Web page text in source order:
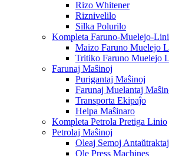
Rizo Whitener
Riznivelilo
Silka Polurilo
Kompleta Faruno-Muelejo-
Maizo Faruno Muelejo
Tritiko Faruno Muelejo
Farunaj Maŝinoj
Purigantaj Maŝinoj
Farunaj Muelantaj
Transporta Ekipaĵo
Helpa Maŝinaro
Kompleta Petrola Pretiga Linio
Petrolaj Maŝinoj
Oleaj Semoj
Ole Press Machines